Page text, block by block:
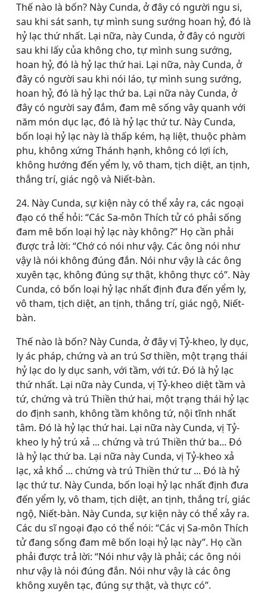
Thế nào là bốn? Này Cunda, ở đây có người ngu si,
sau khi sát sanh, tự mình sung sướng hoan hỷ, đó là
hỷ lạc thứ nhất. Lại nữa, này Cunda, ở đây có người
sau khi lấy của không cho, tự mình sung sướng,
hoan hỷ, đó là hỷ lạc thứ hai. Lại nữa, này Cunda, ở
đây có người sau khi nói láo, tự mình sung sướng,
hoan hỷ, đó là hỷ lạc thứ ba. Lại nữa này Cunda, ở
đây có người say đắm, đam mê sống vây quanh với
năm món dục lạc, đó là hỷ lạc thứ tư. Này Cunda,
bốn loại hỷ lạc này là thấp kém, hạ liệt, thuộc phàm
phu, không xứng Thánh hạnh, không có lợi ích,
không hướng đến yểm ly, vô tham, tịch diệt, an tịnh,
thắng trí, giác ngộ và Niết-bàn.
24. Này Cunda, sự kiện này có thể xảy ra, các ngoại
đạo có thể hỏi: “Các Sa-môn Thích tử có phải sống
đam mê bốn loại hỷ lạc này không?” Họ cần phải
được trả lời: “Chớ có nói như vậy. Các ông nói như
vậy là nói không đúng đắn. Nói như vậy là các ông
xuyên tạc, không đúng sự thật, không thực có”. Này
Cunda, có bốn loại hỷ lạc nhất định đưa đến yểm ly,
vô tham, tịch diệt, an tịnh, thắng trí, giác ngộ, Niết-
bàn.
Thế nào là bốn? Này Cunda, ở đây vị Tỷ-kheo, ly dục,
ly ác pháp, chứng và an trú Sơ thiền, một trạng thái
hỷ lạc do ly dục sanh, với tầm, với tứ. Ðó là hỷ lạc
thứ nhất. Lại nữa này Cunda, vị Tỷ-kheo diệt tầm và
tứ, chứng và trú Thiền thứ hai, một trạng thái hỷ lạc
do định sanh, không tầm không tứ, nội tĩnh nhất
tâm. Ðó là hỷ lạc thứ hai. Lại nữa này Cunda, vị Tỷ-
kheo ly hỷ trú xả ... chứng và trú Thiền thứ ba... Ðó
là hỷ lạc thứ ba. Lại nữa này Cunda, vị Tỷ-kheo xả
lạc, xả khổ ... chứng và trú Thiền thứ tư ... Ðó là hỷ
lạc thứ tư. Này Cunda, bốn loại hỷ lạc nhất định đưa
đến yểm ly, vô tham, tịch diệt, an tịnh, thắng trí, giác
ngộ, Niết-bàn. Này Cunda, sự kiện này có thể xảy ra.
Các du sĩ ngoại đạo có thể nói: “Các vị Sa-môn Thích
tử đang sống đam mê bốn loại hỷ lạc này”. Họ cần
phải được trả lời: “Nói như vậy là phải; các ông nói
như vậy là nói đúng đắn. Nói như vậy là các ông
không xuyên tạc, đúng sự thật, và thực có”.